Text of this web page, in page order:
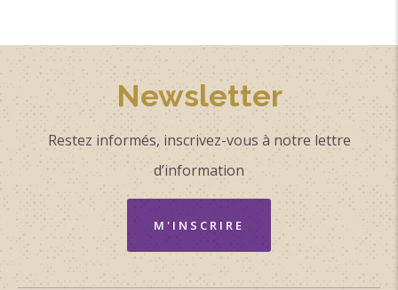
Newsletter
Restez informés, inscrivez-vous à notre lettre
d’information
M'INSCRIRE